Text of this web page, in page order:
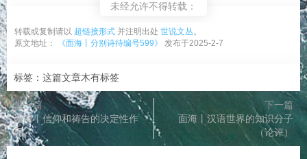
未经允许不得转载：
转载或复制请以 超链接形式 并注明出处 世说文丛。
原文地址：
《面海丨分别诗待编号599》 发布于2025-2-7
标签：这篇文章木有标签
上一篇
面海丨信仰和祷告的决定性作
用
下一篇
面海丨汉语世界的知识分子
（论评）